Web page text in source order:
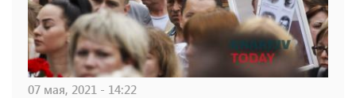
07 мая, 2021 - 14:22